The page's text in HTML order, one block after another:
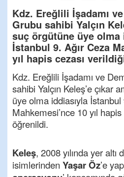
Kdz. Ereğlili İşadamı
Grubu sahibi Yalçın
suç örgütüne üye olma
İstanbul 9. Ağır Ceza
yıl hapis cezası
Kdz. Ereğlili İşadamı ve
sahibi Yalçın Keleş’e çıkar
üye olma iddiasıyla İstanbul
Mahkemesi’nce 10 yıl
öğrenildi.
Keleş, 2008 yılında yer altı
isimlerinden Yaşar Öz’e